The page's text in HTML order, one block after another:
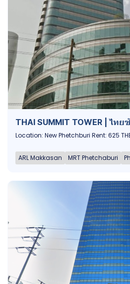
THAI SUMMIT TOWER | ไทย
Location: New Phetchburi Rent: 625
ARL Makkasan MRT Phetchaburi